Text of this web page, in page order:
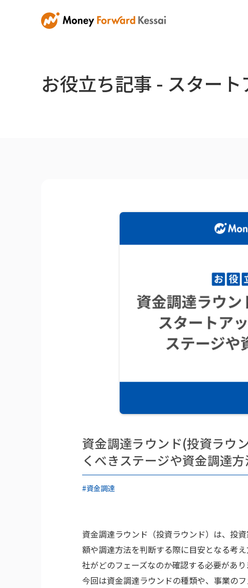
お役立ち記事 - スター
資金調達ラウンド(投資ラウ
くべきステージや資金調達
#資金調達
資金調達ラウンド（投資ラウンド）は、投
額や調達方法を判断する際に目安となる考
社がどのフェーズなのか確認する必要があり
今回は資金調達ラウンドの種類や、事業の